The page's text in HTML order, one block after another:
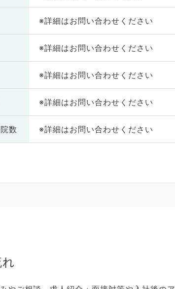
※詳細はお問い合わせください
※詳細はお問い合わせください
※詳細はお問い合わせください
※詳細はお問い合わせください
数 ※詳細はお問い合わせください